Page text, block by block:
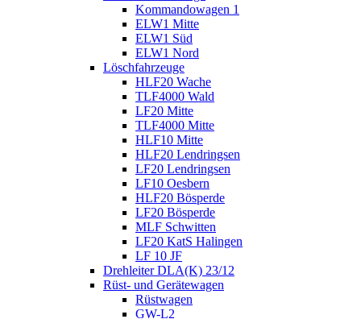
Kommandowagen 1
ELW1 Mitte
ELW1 Süd
ELW1 Nord
Löschfahrzeuge
HLF20 Wache
TLF4000 Wald
LF20 Mitte
TLF4000 Mitte
HLF10 Mitte
HLF20 Lendringsen
LF20 Lendringsen
LF10 Oesbern
HLF20 Bösperde
LF20 Bösperde
MLF Schwitten
LF20 KatS Halingen
LF 10 JF
Drehleiter DLA(K) 23/12
Rüst- und Gerätewagen
Rüstwagen
GW-L2